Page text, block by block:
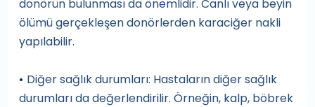
donörün bulunması da önemlidir. Canlı veya beyin
ölümü gerçekleşen donörlerden karaciğer nakli
yapılabilir.
• Diğer sağlık durumları: Hastaların diğer sağlık
durumları da değerlendirilir. Örneğin, kalp, böbrek